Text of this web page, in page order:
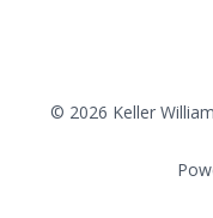
© 2026 Keller